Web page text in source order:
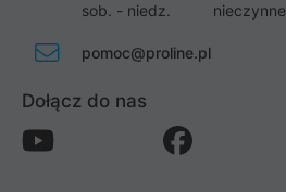
sob. - niedz.
nieczynne
pomoc@proline.pl
Dołącz do nas